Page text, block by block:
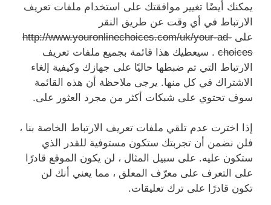
يمكنك أيضًا تغيير موافقتك على استخدام ملفات تعريف
الارتباط في أي وقت عن طريق النقر
على http://www.youronlinechoices.com/uk/your-ad-
choices . سيعطيك هذا قائمة بجميع ملفات تعريف
الارتباط التي تم ضبطها حاليًا على جهازك وكيفية إلغاء
الاشتراك في كل منها. يرجى ملاحظة أن هذه القائمة
سوف تحتوي على شبكات أكثر من مجرد العثور على.
إذا اخترت عدم تلقي ملفات تعريف الارتباط الخاصة بنا ،
فلن نضمن أن تجربتك ستكون مستوفية للقدر الذي
ستكون عليه. على سبيل المثال ، لن يكون الموقع قادرًا
على التعرف على معرّف المعلق ، مما يعني أنك لن
تكون قادرًا على ترك تعليقات.